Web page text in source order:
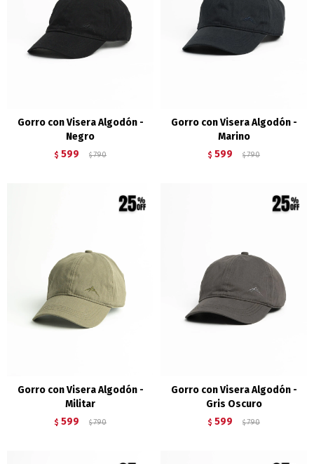
Gorro con Visera Algodón -
Negro
$ 599 $ 790
Gorro con Visera Algodón -
Marino
$ 599 $ 790
Gorro con Visera Algodón -
Militar
$ 599 $ 790
Gorro con Visera Algodón -
Gris Oscuro
$ 599 $ 790